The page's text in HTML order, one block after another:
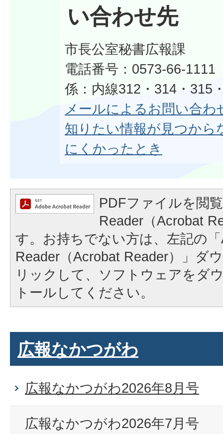
い合わせ先
市長公室秘書広報課
電話番号：0573-66-1111
係：内線312・314・315
メールによるお問い合わ
知りたい情報が見つから
にくかったとき
PDFファイルを閲
Reader（Acrobat
す。お持ちでない方は、左記の
Reader（Acrobat Reader）」ダ
リックして、ソフトウェアをダ
トールしてください。
広報なかつがわ
広報なかつがわ2026年8月号
広報なかつがわ2026年7月号